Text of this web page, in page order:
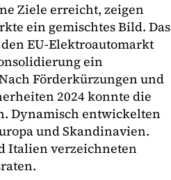
Ziele erreicht, zeigen
ein gemischtes Bild. Das
EU-Elektroautomarkt
ein
Förderkürzungen und
2024 konnte die
Dynamisch entwickelten
und Skandinavien.
Italien verzeichneten